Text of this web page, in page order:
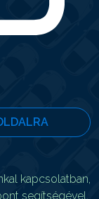
kapcsolatban,
segítségével.